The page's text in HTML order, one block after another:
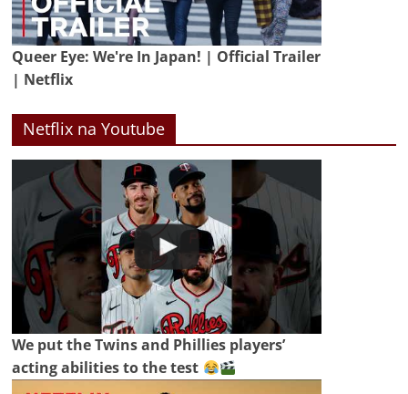
Queer Eye: We're In Japan! | Official Trailer
| Netflix
Netflix na Youtube
We put the Twins and Phillies players’
acting abilities to the test